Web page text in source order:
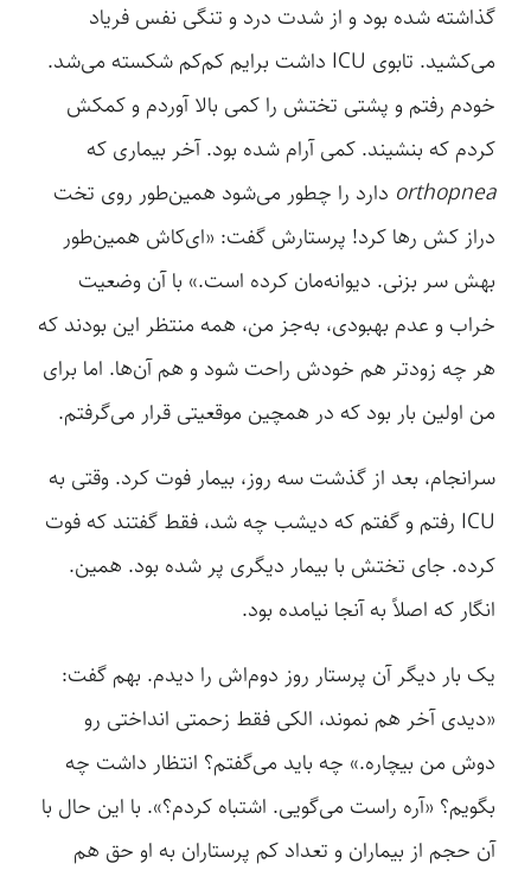
گذاشته شده بود و از شدت درد و تنگی نفس فریاد
می‌کشید. تابوی ICU داشت برایم کم‌کم شکسته می‌شد.
خودم رفتم و پشتی تختش را کمی بالا آوردم و کمکش
کردم که بنشیند. کمی آرام شده بود. آخر بیماری که
orthopnea دارد را چطور می‌شود همین‌طور روی تخت
دراز کش رها کرد! پرستارش گفت: «ای‌کاش همین‌طور
بهش سر بزنی. دیوانه‌مان کرده است.» با آن وضعیت
خراب و عدم بهبودی، به‌جز من، همه منتظر این بودند که
هر چه زودتر هم خودش راحت شود و هم آن‌ها. اما برای
من اولین بار بود که در همچین موقعیتی قرار می‌گرفتم.
سرانجام، بعد از گذشت سه روز، بیمار فوت کرد. وقتی به
ICU رفتم و گفتم که دیشب چه شد، فقط گفتند که فوت
کرده. جای تختش با بیمار دیگری پر شده بود. همین.
انگار که اصلاً به آنجا نیامده بود.
یک بار دیگر آن پرستار روز دوم‌اش را دیدم. بهم گفت:
«دیدی آخر هم نموند، الکی فقط زحمتی انداختی رو
دوش من بیچاره.» چه باید می‌گفتم؟ انتظار داشت چه
بگویم؟ «آره راست می‌گویی. اشتباه کردم؟». با این حال با
آن حجم از بیماران و تعداد کم پرستاران به او حق هم